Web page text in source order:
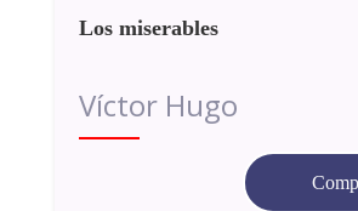
Los miserables
Víctor Hugo